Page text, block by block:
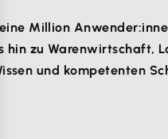
Million
hin zu Warenwirtschaft,
und kompetenten